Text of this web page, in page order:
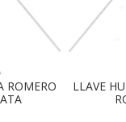
ROMERO
LLAVE